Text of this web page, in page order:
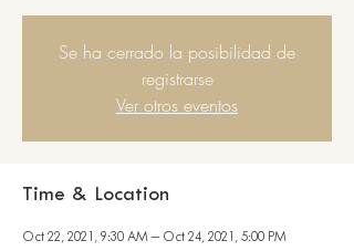
Se ha cerrado la posibilidad de
registrarse
Ver otros eventos
Time & Location
Oct 22, 2021, 9:30 AM – Oct 24, 2021, 5:00 PM